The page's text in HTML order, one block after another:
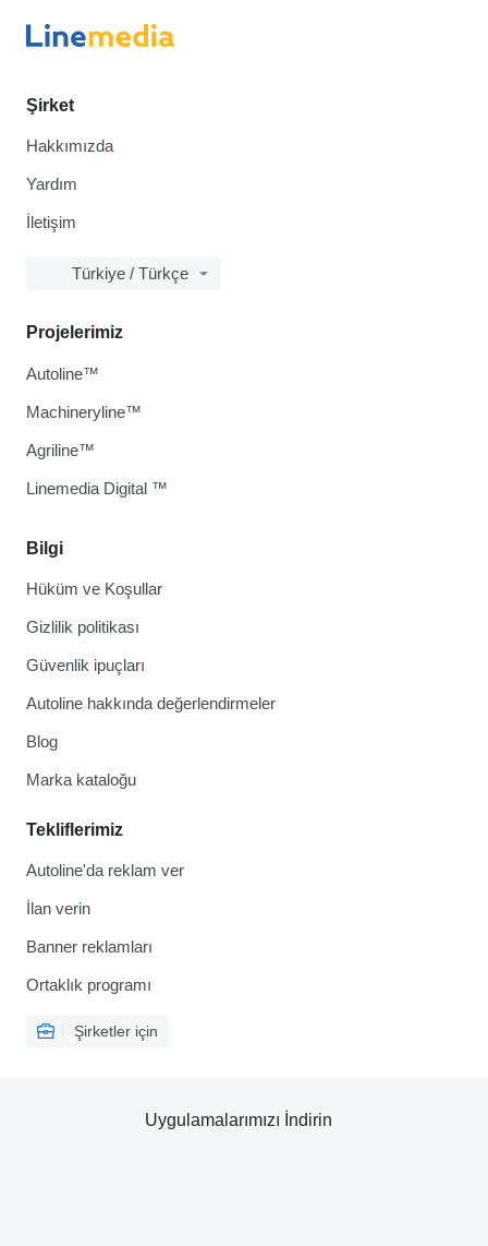
Şirket
Hakkımızda
Yardım
İletişim
Türkiye / Türkçe
Bilgi
Hüküm ve Koşullar
Gizlilik politikası
Güvenlik ipuçları
Autoline hakkında değerlendirmeler
Blog
Marka kataloğu
Tekliflerimiz
Autoline'da reklam ver
İlan verin
Banner reklamları
Ortaklık programı
Şirketler için
Projelerimiz
Autoline™
Machineryline™
Agriline™
Linemedia Digital ™
Uygulamalarımızı İndirin